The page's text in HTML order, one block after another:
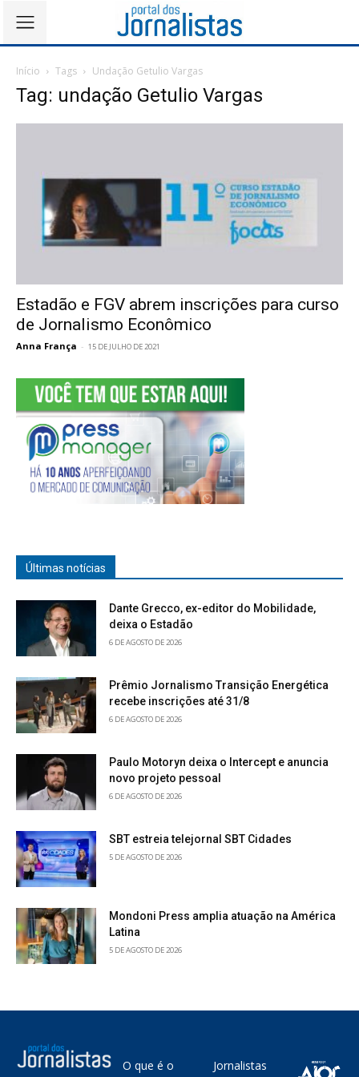
Início Tags Undação Getulio Vargas
Tag: undação Getulio Vargas
Estadão e FGV abrem inscrições para curso
de Jornalismo Econômico
Anna França - 15 DE JULHO DE 2021
Últimas notícias
Dante Grecco, ex-editor do Mobilidade,
deixa o Estadão
6 DE AGOSTO DE 2026
Prêmio Jornalismo Transição Energética
recebe inscrições até 31/8
6 DE AGOSTO DE 2026
Paulo Motoryn deixa o Intercept e anuncia
novo projeto pessoal
6 DE AGOSTO DE 2026
SBT estreia telejornal SBT Cidades
5 DE AGOSTO DE 2026
Mondoni Press amplia atuação na América
Latina
5 DE AGOSTO DE 2026
O que é o Jornalistas